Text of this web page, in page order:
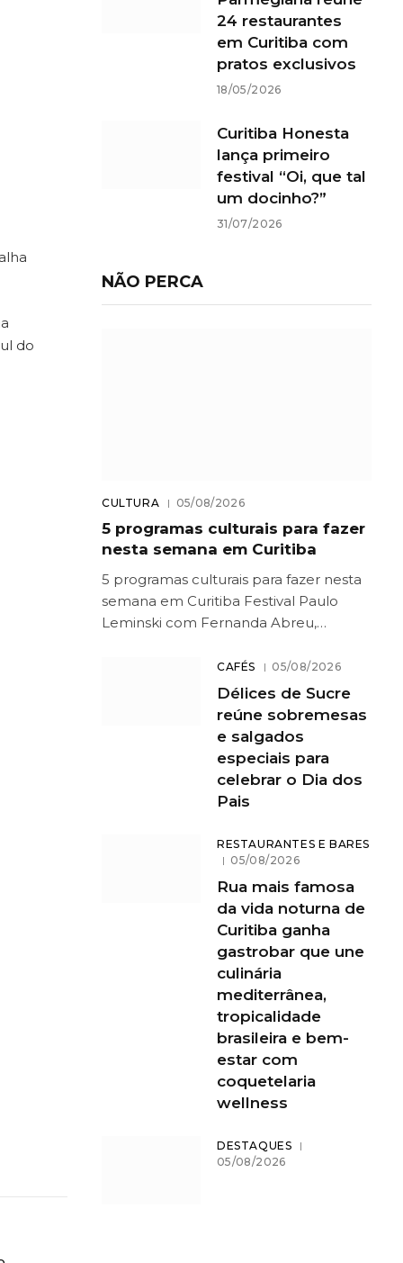
do
24 restaurantes
em Curitiba com
pratos exclusivos
18/05/2026
Curitiba Honesta
lança primeiro
festival “Oi, que tal
um docinho?”
31/07/2026
NÃO PERCA
CULTURA 05/08/2026
5 programas culturais para fazer
nesta semana em Curitiba
5 programas culturais para fazer nesta
semana em Curitiba Festival Paulo
Leminski com Fernanda Abreu,…
CAFÉS 05/08/2026
Délices de Sucre
reúne sobremesas
e salgados
especiais para
celebrar o Dia dos
Pais
RESTAURANTES E BARES
05/08/2026
Rua mais famosa
da vida noturna de
Curitiba ganha
gastrobar que une
culinária
mediterrânea,
tropicalidade
brasileira e bem-
estar com
coquetelaria
wellness
DESTAQUES
05/08/2026